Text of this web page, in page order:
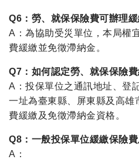
Q6：勞、就保保險費可辦理
A：為協助受災單位，本局權
費緩繳並免徵滯納金。
Q7：如何認定勞、就保保險
A：投保單位之通訊地址、登
一址為臺東縣、屏東縣及高雄
費緩繳及免徵滯納金資格。
Q8：一般投保單位緩繳保險
A：